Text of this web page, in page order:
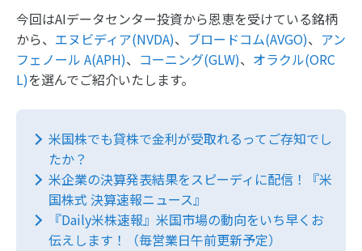
今回はAIデータセンター投資から恩恵を受けている銘柄
から、 エヌビディア(NVDA)、 ブロードコム(AVGO)、 アン
フェノール A(APH)、 コーニング(GLW)、 オラクル(ORC
L)を選んでご紹介いたします。
米国株でも貸株で金利が受取れるってご存知でし
たか？
米企業の決算発表結果をスピーディに配信！『米
国株式 決算速報ニュース』
『Daily米株速報』米国市場の動向をいち早くお
伝えします！（毎営業日午前更新予定）